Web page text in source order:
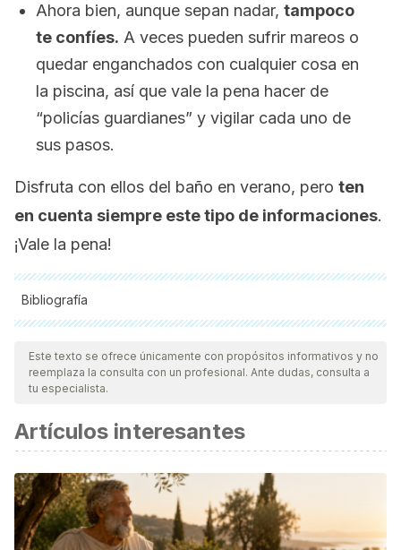
Ahora bien, aunque sepan nadar, tampoco
te confíes. A veces pueden sufrir mareos o
quedar enganchados con cualquier cosa en
la piscina, así que vale la pena hacer de
“policías guardianes” y vigilar cada uno de
sus pasos.
Disfruta con ellos del baño en verano, pero ten
en cuenta siempre este tipo de informaciones.
¡Vale la pena!
Bibliografía
Todas las fuentes citadas fueron revisadas a profundidad por
nuestro equipo, para asegurar su calidad, confiabilidad,
vigencia y validez.La bibliografía de este artículo fue
científica.
Secondary drowning in children.
ncbi.nlm.nih.gov/pubmed/7427600
Dry and secondary drowning: The signs every parent
needs to know. (n.d.).osteopathic.org/osteopathic-
Este texto se ofrece únicamente con propósitos informativos y no
reemplaza la consulta con un profesional. Ante dudas, consulta a
tu especialista.
Artículos interesantes